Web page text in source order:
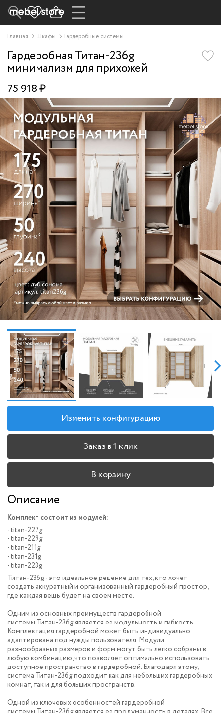
Главная Шкафы Гардеробные системы
Гардеробная Титан-236g
минимализм для прихожей
75 918 ₽
Изменить конфигурацию
Заказ в 1 клик
В корзину
Описание
Комплект состоит из модулей:
- titan-227g
- titan-229g
- titan-211g
- titan-231g
- titan-223g
Титан-236g - это идеальное решение для тех, кто хочет
создать аккуратный и организованный гардеробный простор,
где каждая вещь будет на своем месте.
Одним из основных преимуществ гардеробной
системы Титан-236g является ее модульность и гибкость.
Комплектация гардеробной может быть индивидуально
адаптирована под нужды пользователя. Модули
разнообразных размеров и форм могут быть легко собраны в
любую комбинацию, что позволяет оптимально использовать
доступное пространство в гардеробной. Благодаря этому,
система Титан-236g подходит как для небольших гардеробных
комнат, так и для больших пространств.
Одной из ключевых особенностей гардеробной